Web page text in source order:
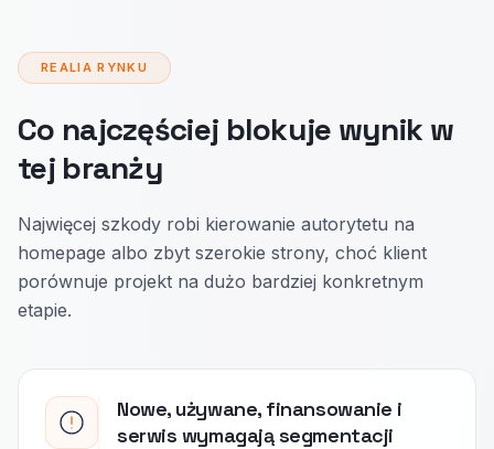
REALIA RYNKU
Co najczęściej blokuje wynik w
tej branży
Najwięcej szkody robi kierowanie autorytetu na
homepage albo zbyt szerokie strony, choć klient
porównuje projekt na dużo bardziej konkretnym
etapie.
Nowe, używane, finansowanie i
serwis wymagają segmentacji